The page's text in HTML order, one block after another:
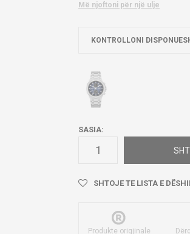
Më njoftoni për një ulje
KONTROLLONI
SASIA:
SHTOJE TE LISTA E
Produkte origjinale